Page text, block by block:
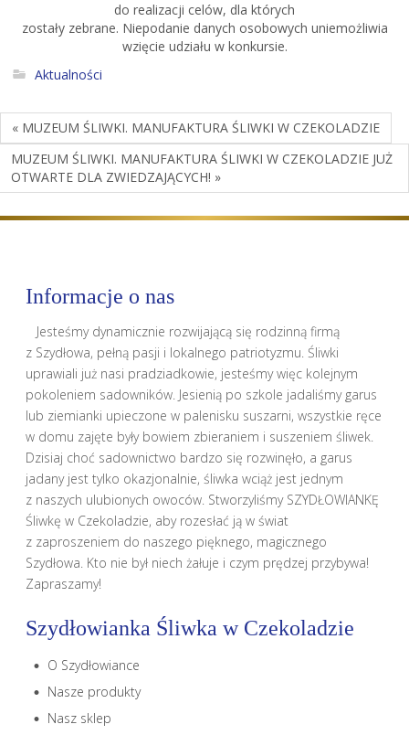
do realizacji celów, dla których
zostały zebrane. Niepodanie danych osobowych uniemożliwia
wzięcie udziału w konkursie.
Aktualności
« MUZEUM ŚLIWKI. MANUFAKTURA ŚLIWKI W CZEKOLADZIE
MUZEUM ŚLIWKI. MANUFAKTURA ŚLIWKI W CZEKOLADZIE JUŻ
OTWARTE DLA ZWIEDZAJĄCYCH! »
Informacje o nas
Jesteśmy dynamicznie rozwijającą się rodzinną firmą
z Szydłowa, pełną pasji i lokalnego patriotyzmu. Śliwki
uprawiali już nasi pradziadkowie, jesteśmy więc kolejnym
pokoleniem sadowników. Jesienią po szkole jadaliśmy garus
lub ziemianki upieczone w palenisku suszarni, wszystkie ręce
w domu zajęte były bowiem zbieraniem i suszeniem śliwek.
Dzisiaj choć sadownictwo bardzo się rozwinęło, a garus
jadany jest tylko okazjonalnie, śliwka wciąż jest jednym
z naszych ulubionych owoców. Stworzyliśmy SZYDŁOWIANKĘ
Śliwkę w Czekoladzie, aby rozesłać ją w świat
z zaproszeniem do naszego pięknego, magicznego
Szydłowa. Kto nie był niech żałuje i czym prędzej przybywa!
Zapraszamy!
Szydłowianka Śliwka w Czekoladzie
O Szydłowiance
Nasze produkty
Nasz sklep